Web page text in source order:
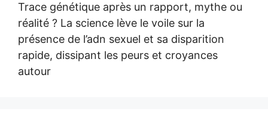
Trace génétique après un rapport, mythe ou
réalité ? La science lève le voile sur la
présence de l’adn sexuel et sa disparition
rapide, dissipant les peurs et croyances
autour